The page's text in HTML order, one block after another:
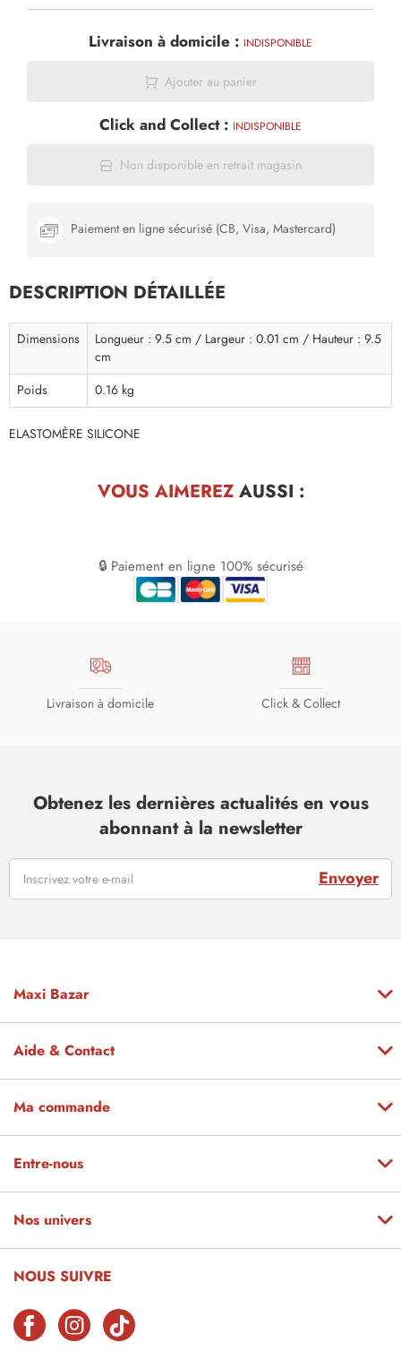
Livraison à domicile : INDISPONIBLE
Ajouter au panier
Click and Collect : INDISPONIBLE
Non disponible en retrait magasin
Paiement en ligne sécurisé (CB, Visa, Mastercard)
DESCRIPTION DÉTAILLÉE
Dimensions
Longueur : 9.5 cm / Largeur : 0.01 cm / Hauteur : 9.5
cm
Poids
0.16 kg
ELASTOMÈRE SILICONE
VOUS AIMEREZAUSSI :
🔒 Paiement en ligne 100% sécurisé
Livraison à domicile Click & Collect
Obtenez les dernières actualités en vous
abonnant à la newsletter
Envoyer
Maxi Bazar
Aide & Contact
Ma commande
Entre-nous
Nos univers
NOUS SUIVRE